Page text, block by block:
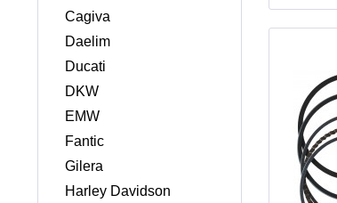
Cagiva
Daelim
Ducati
DKW
EMW
Fantic
Gilera
Harley Davidson